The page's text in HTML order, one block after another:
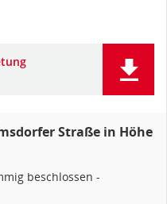
Straße in Höhe
beschlossen -